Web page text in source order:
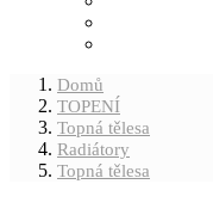
Domů
TOPENÍ
Topná tělesa
Radiátory
Topná tělesa